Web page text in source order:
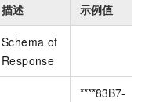
描述 示例值
Schema of
Response
****83B7-